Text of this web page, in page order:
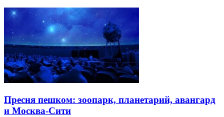
Пресня пешком: зоопарк, планетарий, авангард
и Москва-Сити